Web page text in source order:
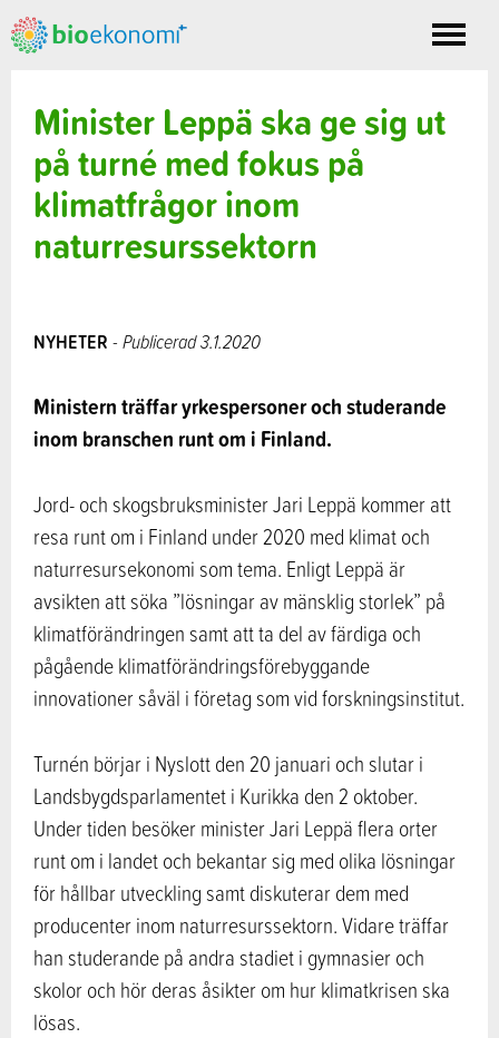
Toggle
Minister Leppä ska ge sig ut
på turné med fokus på
klimatfrågor inom
naturresurssektorn
NYHETER - Publicerad 3.1.2020
Ministern träffar yrkespersoner och studerande
inom branschen runt om i Finland.
Jord- och skogsbruksminister Jari Leppä kommer att
resa runt om i Finland under 2020 med klimat och
naturresursekonomi som tema. Enligt Leppä är
avsikten att söka ”lösningar av mänsklig storlek” på
klimatförändringen samt att ta del av färdiga och
pågående klimatförändringsförebyggande
innovationer såväl i företag som vid forskningsinstitut.
Turnén börjar i Nyslott den 20 januari och slutar i
Landsbygdsparlamentet i Kurikka den 2 oktober.
Under tiden besöker minister Jari Leppä flera orter
runt om i landet och bekantar sig med olika lösningar
för hållbar utveckling samt diskuterar dem med
producenter inom naturresurssektorn. Vidare träffar
han studerande på andra stadiet i gymnasier och
skolor och hör deras åsikter om hur klimatkrisen ska
lösas.